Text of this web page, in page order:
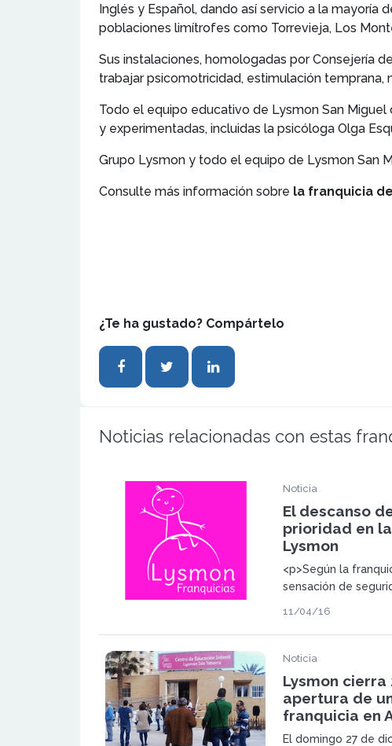
Inglés y Español, dando así servicio a la mayoría
poblaciones limítrofes como Torrevieja, Los
Sus instalaciones, homologadas por Consejería
trabajar psicomotricidad, estimulación
Todo el equipo educativo de Lysmon San
y experimentadas, incluidas la psicóloga Olga
Grupo Lysmon y todo el equipo de Lysmon San
Consulte más información sobre la franquicia
¿Te ha gustado? Compártelo
Noticias relacionadas con estas
Noticia
El descanso
prioridad en
Lysmon
<p>Según la
sensación de
11/04/16
Noticia
Lysmon cierra
apertura de
franquicia en
El domingo 27 de